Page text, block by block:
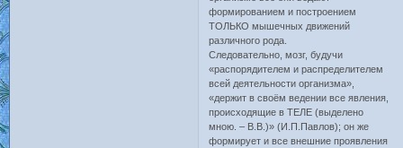
формированием и построением
ТОЛЬКО мышечных движений
различного рода.
Следовательно, мозг, будучи
«распорядителем и распределителем
всей деятельности организма»,
«держит в своём ведении все явления,
происходящие в ТЕЛЕ (выделено
мною. – В.В.)» (И.П.Павлов); он же
формирует и все внешние проявления